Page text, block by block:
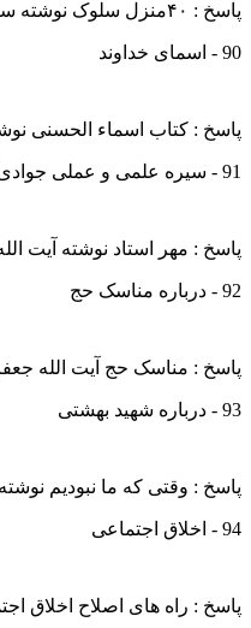
پاسخ : ۴۰منزل سلوک نوشته سید کاظم ارفع
90 - اسمای خداوند
پاسخ : کتاب اسماء الحسنی
91 - سیره علمی و عملی جوادی آملی
پاسخ : مهر استاد نوشته آیت
92 - درباره مناسک حج
پاسخ : مناسک حج آیت الله
93 - درباره شهید بهشتی
پاسخ : وقتی که ما نبودیم
94 - اخلاق اجتماعی
پاسخ : راه های اصلاح اخلاق